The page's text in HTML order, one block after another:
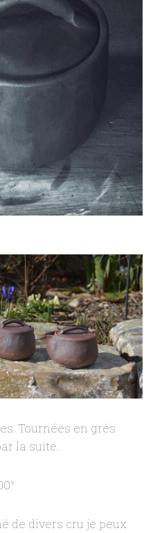
Tournées en grès
la suite.
de divers cru je peux